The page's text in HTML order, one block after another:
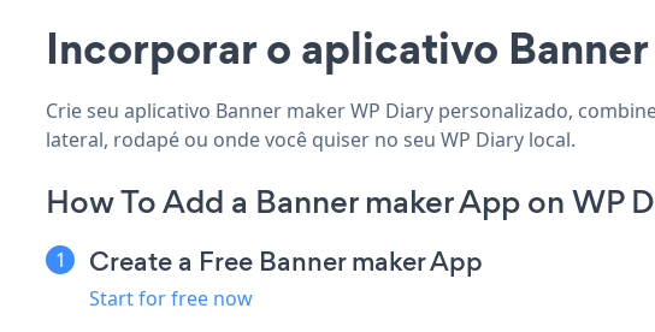
Incorporar o aplicativo
Crie seu aplicativo Banner maker WP Diary personalizado,
lateral, rodapé ou onde você quiser no seu WP Diary local.
How To Add a Banner maker App on WP
Create a Free Banner maker App
Start for free now